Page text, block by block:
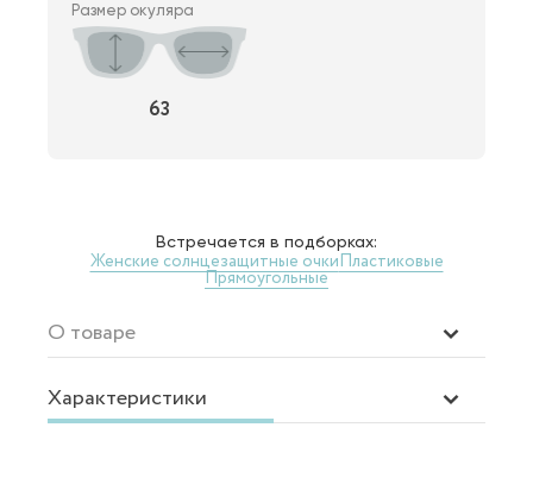
Размер окуляра
63
Встречается в подборках:
Женские солнцезащитные очкиПластиковые
Прямоугольные
О товаре
Характеристики